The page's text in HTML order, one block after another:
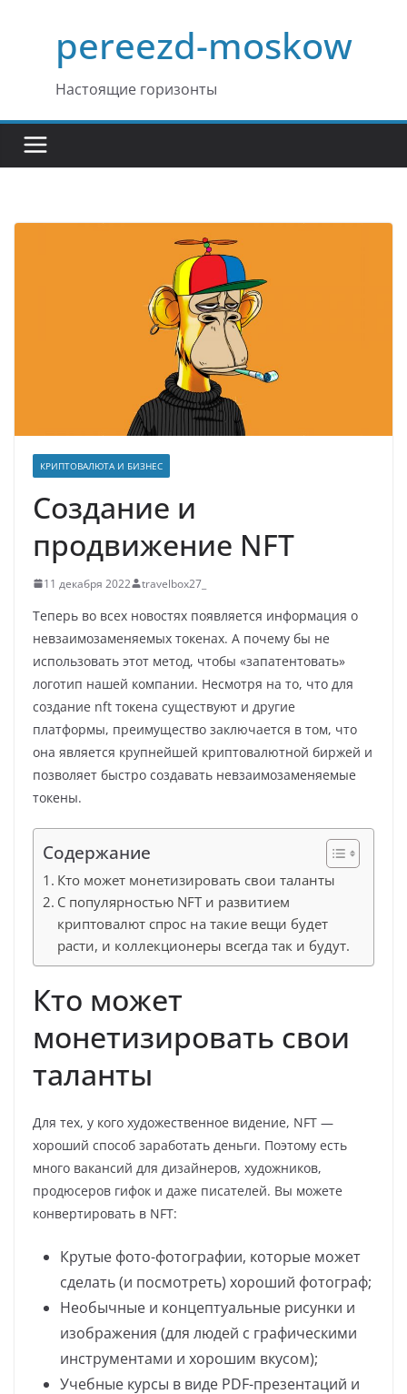
содержимомуpereezd-moskow
Настоящие горизонты
КРИПТОВАЛЮТА И БИЗНЕС
Создание и
продвижение NFT
11 декабря 2022 travelbox27_
Теперь во всех новостях появляется информация о
невзаимозаменяемых токенах. А почему бы не
использовать этот метод, чтобы «запатентовать»
логотип нашей компании. Несмотря на то, что для
создание nft токена существуют и другие
платформы, преимущество заключается в том, что
она является крупнейшей криптовалютной биржей и
позволяет быстро создавать невзаимозаменяемые
токены.
Содержание
Кто может монетизировать свои таланты
С популярностью NFT и развитием
криптовалют спрос на такие вещи будет
расти, и коллекционеры всегда так и будут.
Кто может
монетизировать свои
таланты
Для тех, у кого художественное видение, NFT —
хороший способ заработать деньги. Поэтому есть
много вакансий для дизайнеров, художников,
продюсеров гифок и даже писателей. Вы можете
конвертировать в NFT:
Крутые фото-фотографии, которые может
сделать (и посмотреть) хороший фотограф;
Необычные и концептуальные рисунки и
изображения (для людей с графическими
инструментами и хорошим вкусом);
Учебные курсы в виде PDF-презентаций и